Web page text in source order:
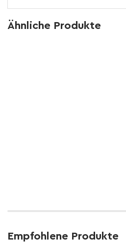
Ähnliche Produkte
Empfohlene Produkte